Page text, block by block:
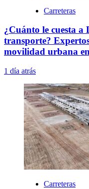
Carreteras
¿Cuánto le cuesta
transporte?
movilidad urbana
1 día atrás
Carreteras